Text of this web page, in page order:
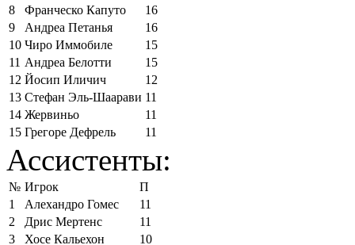
8
Франческо Капуто
16
9
Андреа Петанья
16
10 Чиро Иммобиле
15
11 Андреа Белотти
15
12 Йосип Иличич
12
13 Стефан Эль-Шаарави 11
14 Жервиньо
11
15 Грегоре Дефрель 11
Ассистенты:
№ Игрок
П
1
Алехандро Гомес
11
2
Дрис Мертенс
11
3
Хосе Кальехон
10